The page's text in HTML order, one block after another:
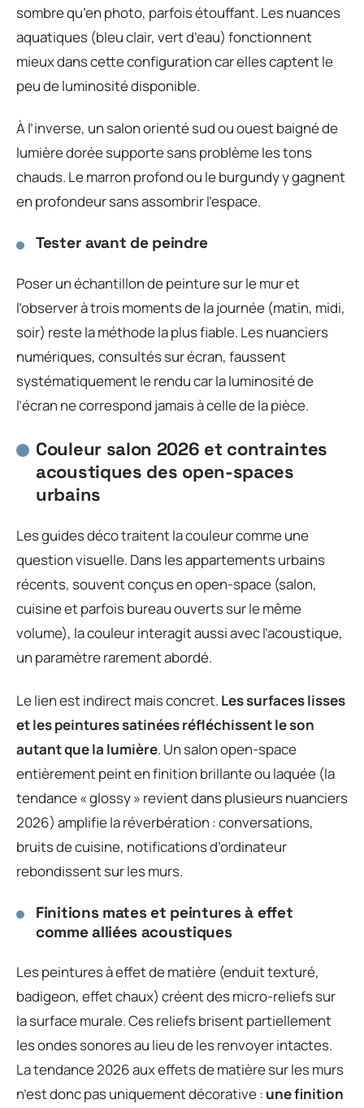
sombre qu’en photo, parfois étouffant. Les nuances
aquatiques (bleu clair, vert d’eau) fonctionnent
mieux dans cette configuration car elles captent le
peu de luminosité disponible.
À l’inverse, un salon orienté sud ou ouest baigné de
lumière dorée supporte sans problème les tons
chauds. Le marron profond ou le burgundy y gagnent
en profondeur sans assombrir l’espace.
Tester avant de peindre
Poser un échantillon de peinture sur le mur et
l’observer à trois moments de la journée (matin, midi,
soir) reste la méthode la plus fiable. Les nuanciers
numériques, consultés sur écran, faussent
systématiquement le rendu car la luminosité de
l’écran ne correspond jamais à celle de la pièce.
Couleur salon 2026 et contraintes
acoustiques des open-spaces
urbains
Les guides déco traitent la couleur comme une
question visuelle. Dans les appartements urbains
récents, souvent conçus en open-space (salon,
cuisine et parfois bureau ouverts sur le même
volume), la couleur interagit aussi avec l’acoustique,
un paramètre rarement abordé.
Le lien est indirect mais concret. Les surfaces lisses
et les peintures satinées réfléchissent le son
autant que la lumière. Un salon open-space
entièrement peint en finition brillante ou laquée (la
tendance « glossy » revient dans plusieurs nuanciers
2026) amplifie la réverbération : conversations,
bruits de cuisine, notifications d’ordinateur
rebondissent sur les murs.
Finitions mates et peintures à effet
comme alliées acoustiques
Les peintures à effet de matière (enduit texturé,
badigeon, effet chaux) créent des micro-reliefs sur
la surface murale. Ces reliefs brisent partiellement
les ondes sonores au lieu de les renvoyer intactes.
La tendance 2026 aux effets de matière sur les murs
n’est donc pas uniquement décorative : une finition